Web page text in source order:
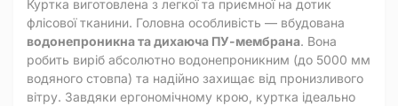
Куртка виготовлена з легкої та приємної на дотик
флісової тканини. Головна особливість — вбудована
водонепроникна та дихаюча ПУ-мембрана. Вона
робить виріб абсолютно водонепроникним (до 5000 мм
водяного стовпа) та надійно захищає від пронизливого
вітру. Завдяки ергономічному крою, куртка ідеально